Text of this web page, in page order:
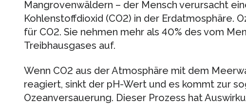
Mangrovenwäldern – der Mensch verursacht
Kohlenstoffdioxid (CO2) in der Erdatmosphäre.
für CO2. Sie nehmen mehr als 40% des vom
Treibhausgases auf.
Wenn CO2 aus der Atmosphäre mit dem
reagiert, sinkt der pH-Wert und es kommt zur
Ozeanversauerung. Dieser Prozess hat